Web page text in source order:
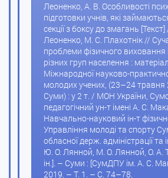
Леоненко, А. В. Особливості
підготовки учнів, які
секції з боксу до змагань
Леоненко, М. С. Плахотнік //
проблеми фізичного виховання
різних груп населення :
Міжнародної науково-
молодих учених, (23–24 травня
Суми) : у 2 т. / МОН України,
педагогічний ун-т імені А. С.
Навчально-науковий ін-т
Управління молоді та спорту
обласної держ. адміністрації та
Ю. О. Лянной, М. О. Лянной, О. А.
ін.]. – Суми : [СумДПУ ім. А. С.
2019. – Т. 1. – С. 74–78.